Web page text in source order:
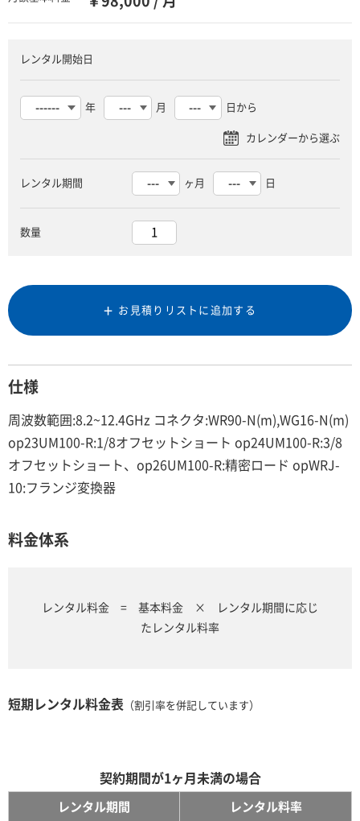
レンタル開始日
年 月 日から
レンタル期間 ヶ月 日
数量
お見積りリストに追加する
仕様
周波数範囲:8.2~12.4GHz コネクタ:WR90-N(m),WG16-N(m)
op23UM100-R:1/8オフセットショート op24UM100-R:3/8
オフセットショート、op26UM100-R:精密ロード opWRJ-
10:フランジ変換器
料金体系
レンタル料金 = 基本料金 × レンタル期間に応じ
たレンタル料率
短期レンタル料金表 （割引率を併記しています）
契約期間が1ヶ月未満の場合
レンタル期間 レンタル料率